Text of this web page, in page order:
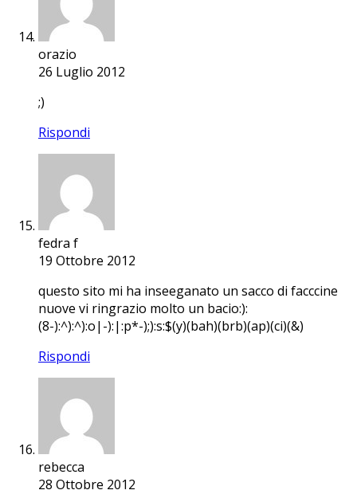
orazio
26 Luglio 2012
;)
Rispondi
fedra f
19 Ottobre 2012
questo sito mi ha inseeganato un sacco di facccine
nuove vi ringrazio molto un bacio:):
(8-):^):^):o|-):|:p*-);):s:$(y)(bah)(brb)(ap)(ci)(&)
Rispondi
rebecca
28 Ottobre 2012